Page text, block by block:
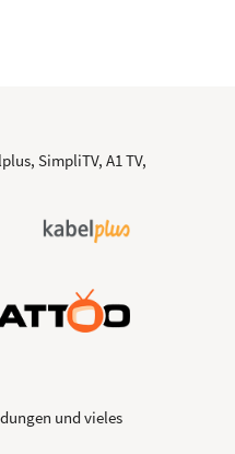
SimpliTV, A1 TV,
und vieles